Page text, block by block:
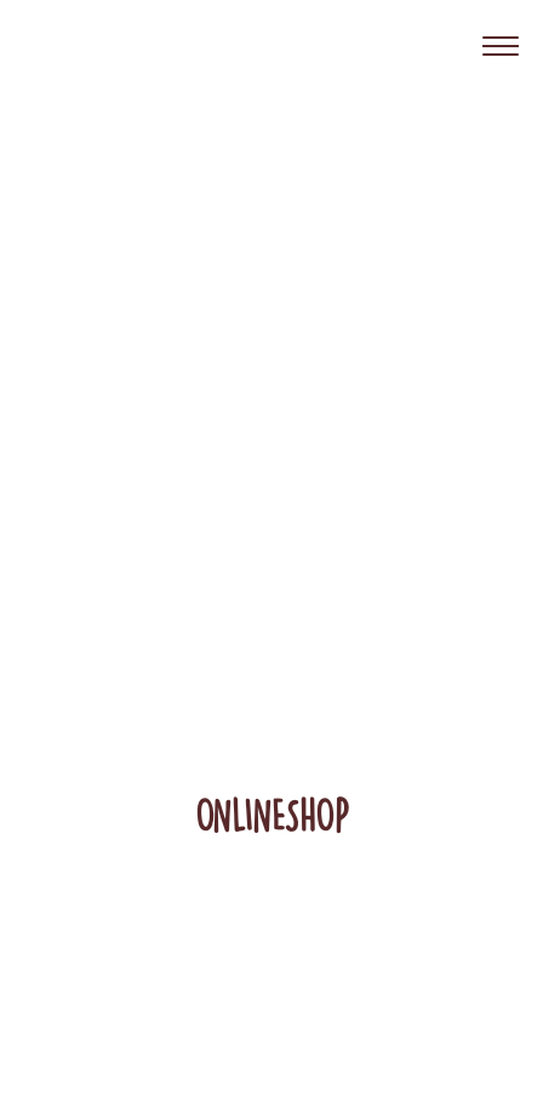
ONLINESHOP